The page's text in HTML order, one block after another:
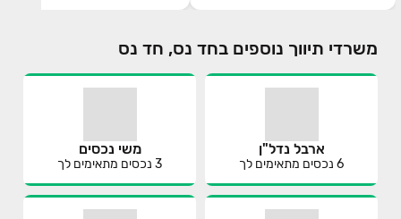
משרדי תיווך נוספים בחד נס, חד נס
ארבל נדל"ן
6 נכסים מתאימים לך
משי נכסים
3 נכסים מתאימים לך